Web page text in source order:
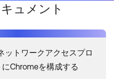
ュメント
ットワークアクセスプロ
Chromeを構成する